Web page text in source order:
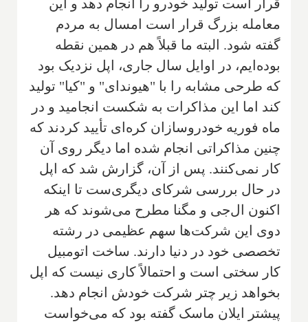
قرار است تولید خودرو را انجام دهد و این
معامله بزرگ قرار است امسال به مردم
گفته شود. البته ما قبلاً هم در همین نقطه
بوده‌ایم، در اوایل سال جاری، اپل نزدیک بود
که طرحی مشابه را با "هیوندای" و "کیا" تولید
کند اما این مذاکرات به شکست انجامید و در
ماه فوریه خودروسازان کره‌ای تأیید کردند که
چنین مذاکراتی انجام شده اما دیگر روی آن
کار نمی‌کنند. پس از آن، گزارش شد که اپل
در حال بررسی شرکای دیگری‌ست تا اینکه
اکنون ال‌جی و مگنا مطرح می‌شوند که هر
دوی این شرکت‌ها سهم عظیمی در رشته
تخصصی خود در دنیا دارند. ساخت اتومبیل
کار سختی است و احتمالاً کاری نیست که اپل
بخواهد زیر چتر شرکت خودش انجام دهد.
پیشتر ایلان ماسک گفته بود که می‌خواست